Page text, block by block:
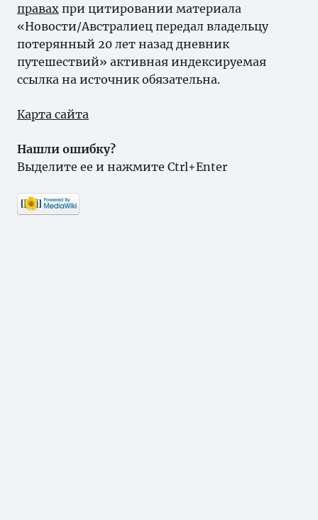
правах при цитировании материала
«Новости/Австралиец передал владельцу
потерянный 20 лет назад дневник
путешествий» активная индексируемая
ссылка на источник обязательна.
Карта сайта
Нашли ошибку?
Выделите ее и нажмите Ctrl+Enter